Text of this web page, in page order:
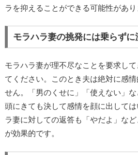
ラを抑えることができる可能性があり
モラハラ妻の挑発には乗らずに
モラハラ妻が理不尽なことを要求し
てください。このとき夫は絶対に感
せん。「男のくせに」「使えない」
頭にきても決して感情を顔に出して
ラ妻に対しての返答も「やだよ」な
が効果的です。